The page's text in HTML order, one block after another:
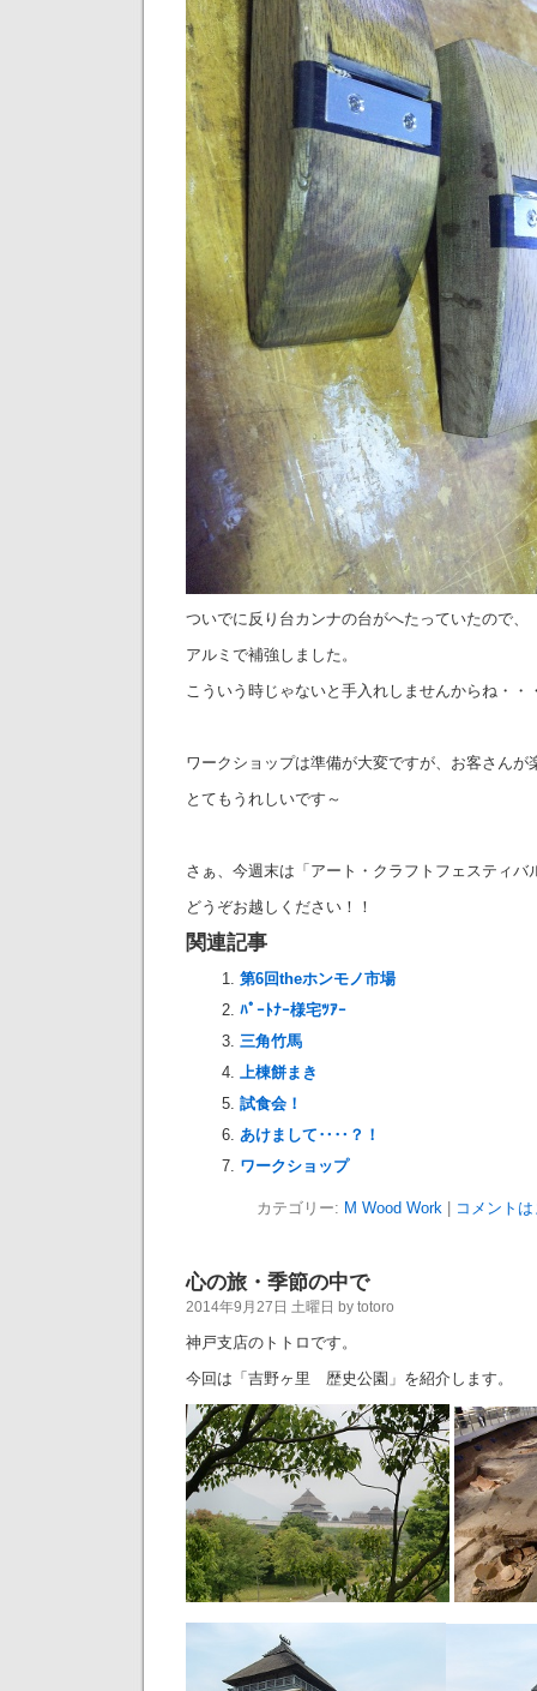
ついでに反り台カンナの台がへたっていたので、
アルミで補強しました。
こういう時じゃないと手入れしませんからね・・
ワークショップは準備が大変ですが、お客さんが
とてもうれしいです～
さぁ、今週末は「アート・クラフトフェスティバ
どうぞお越しください！！
関連記事
第6回theホンモノ市場
ﾊﾟｰﾄﾅｰ様宅ﾂｱｰ
三角竹馬
上棟餅まき
試食会！
あけまして‥‥？！
ワークショップ
カテゴリー: M Wood Work| コメント
心の旅・季節の中で
2014年9月27日 土曜日 by totoro
神戸支店のトトロです。
今回は「吉野ヶ里 歴史公園」を紹介します。